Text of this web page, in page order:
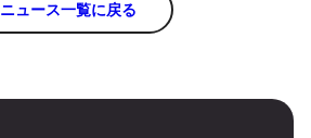
ニュース一覧に戻る